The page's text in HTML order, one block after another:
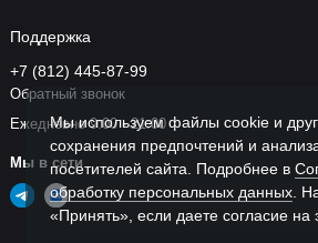
Мы используем файлы cookie и
сохранения предпочтений и
посетителей сайта. Подробнее в
обработку персональных данных .
«Принять», если даете согласие на
Поддержка
+7 (812) 445-87-99
Обратный звонок
Ежедневно 9:00 - 21:00
Мы в сети